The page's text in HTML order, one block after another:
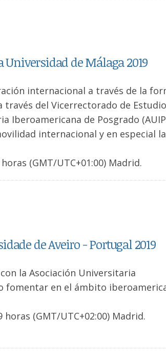
Universidad de Málaga 2019
internacional a través de la
del Vicerrectorado de
Iberoamericana de Posgrado
internacional y en especial la
(GMT/UTC+01:00) Madrid.
de Aveiro - Portugal 2019
la Asociación Universitaria
fomentar en el ámbito
(GMT/UTC+02:00) Madrid.